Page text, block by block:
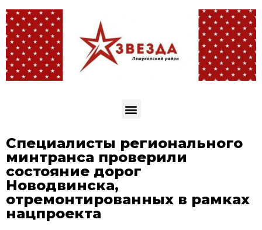
Специалисты регионального
минтранса проверили
состояние дорог
Новодвинска,
отремонтированных в рамках
нацпроекта